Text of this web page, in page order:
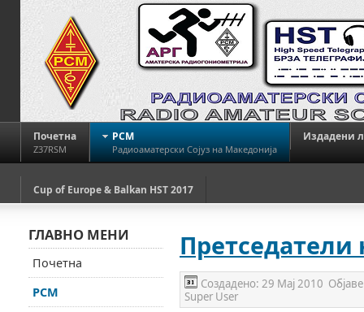
Почетна
Z37RSM
РСМ
Радиоаматерски Сојуз на Македонија
Издадени
Cup of Europe & Balkan HST 2017
Создадено: 29 Мај 2010
Super User
ГЛАВНО МЕНИ
Почетна
РСМ